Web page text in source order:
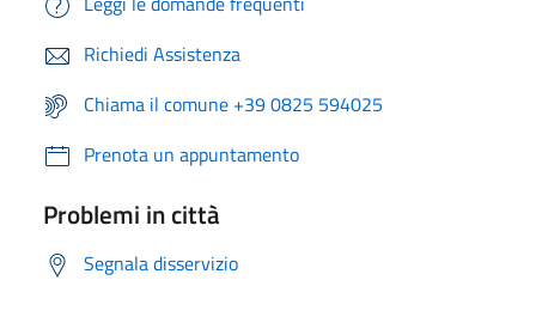
Richiedi Assistenza
Chiama il comune +39 0825 594025
Prenota un appuntamento
Problemi in città
Segnala disservizio